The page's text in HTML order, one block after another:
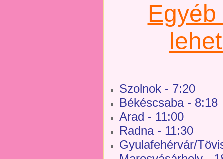
Szolnok - 7:20
Békéscsaba - 8:18
Arad - 11:00
Radna - 11:30
Gyulafehérvár/